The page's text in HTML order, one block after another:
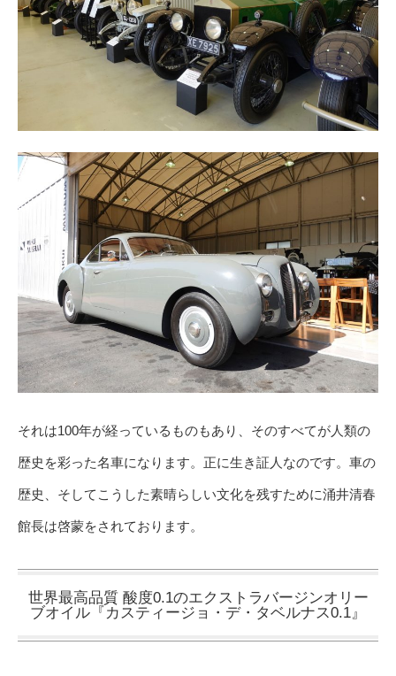
それは100年が経っているものもあり、そのすべてが人類の
歴史を彩った名車になります。正に生き証人なのです。車の
歴史、そしてこうした素晴らしい文化を残すために涌井清春
館長は啓蒙をされております。
世界最高品質 酸度0.1のエクストラバージンオリー
ブオイル『カスティージョ・デ・タベルナス0.1』